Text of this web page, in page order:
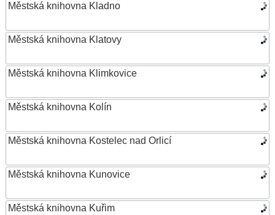
Městská knihovna Kladno
Městská knihovna Klatovy
Městská knihovna Klimkovice
Městská knihovna Kolín
Městská knihovna Kostelec nad Orlicí
Městská knihovna Kunovice
Městská knihovna Kuřim